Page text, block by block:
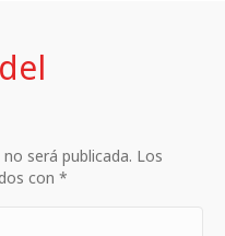
será publicada. Los
con *